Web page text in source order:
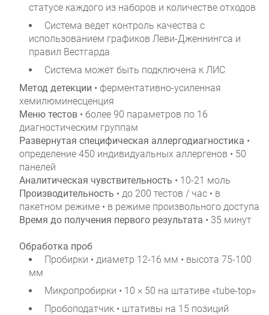
статусе каждого из наборов и количестве отходов
Система ведет контроль качества с
использованием графиков Леви-Дженнингса и
правил Вестгарда
Система может быть подключена к ЛИС
Метод детекции • ферментативно-усиленная
хемилюминесценция
Меню тестов • более 90 параметров по 16
диагностическим группам
Развернутая специфическая аллергодиагностика •
определение 450 индивидуальных аллергенов • 50
панелей
Аналитическая чувствительность • 10-21 моль
Производительность • до 200 тестов / час • в
пакетном режиме • в режиме произвольного доступа
Время до получения первого результата • 35 минут
Обработка проб
Пробирки • диаметр 12-16 мм • высота 75-100
мм
Микропробирки • 10 × 50 на штативе «tube-top»
Пробоподатчик • штативы на 15 позиций